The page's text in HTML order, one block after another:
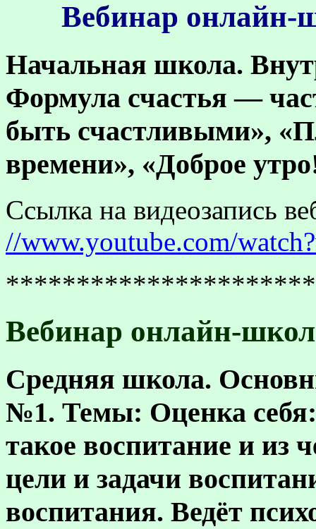
Вебинар онлайн-
Начальная школа.
Формула счастья —
быть счастливыми»,
времени», «Доброе
Ссылка на видеозапись
//www.youtube.com/
Вебинар онлайн-
Средняя школа.
№1. Темы: Оценка
такое воспитание и из
цели и задачи
воспитания. Ведёт